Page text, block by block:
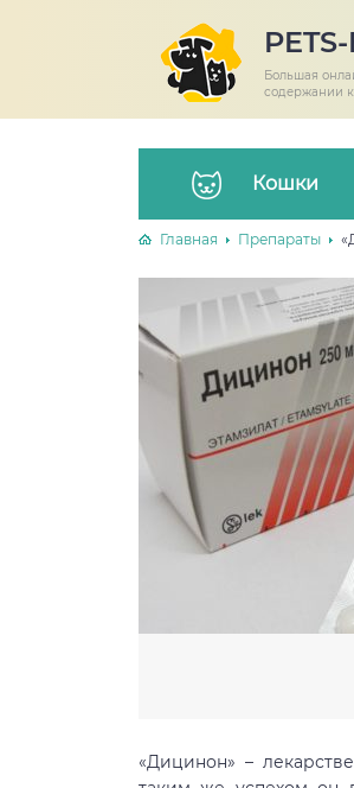
Большая
содержании
Кошки
Главная Препараты
«Дицинон» –